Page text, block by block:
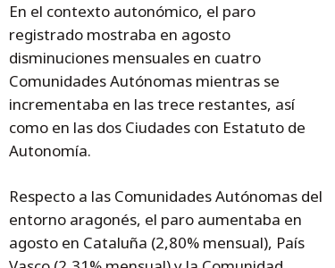
En el contexto autonómico, el paro
registrado mostraba en agosto
disminuciones mensuales en cuatro
Comunidades Autónomas mientras se
incrementaba en las trece restantes, así
como en las dos Ciudades con Estatuto de
Autonomía.
Respecto a las Comunidades Autónomas del
entorno aragonés, el paro aumentaba en
agosto en Cataluña (2,80% mensual), País